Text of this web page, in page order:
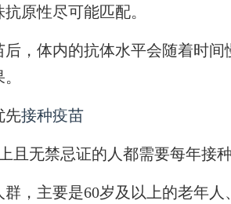
原性尽可能匹配。
体内的抗体水平会随着时间
先接种疫苗
无禁忌证的人都需要每年接
主要是60岁及以上的老年人